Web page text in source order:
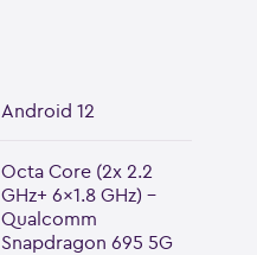
Android 12
Octa Core (2x 2.2
GHz+ 6x1.8 GHz) -
Qualcomm
Snapdragon 695 5G